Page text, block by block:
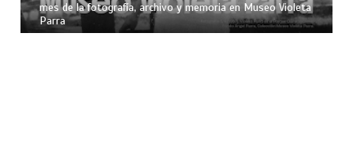
mes de la fotografía, archivo y memoria en Museo Violeta
Parra